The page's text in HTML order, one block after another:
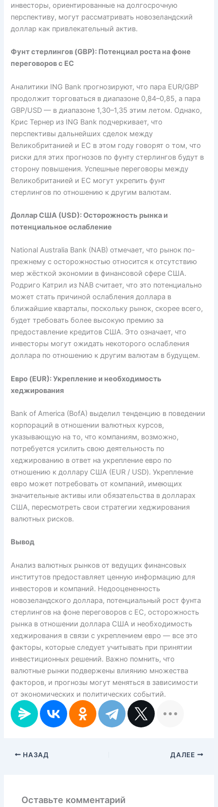
инвесторы, ориентированные на долгосрочную
перспективу, могут рассматривать новозеландский
доллар как привлекательный актив.
Фунт стерлингов (GBP): Потенциал роста на фоне
переговоров с ЕС
Аналитики ING Bank прогнозируют, что пара EUR/GBP
продолжит торговаться в диапазоне 0,84–0,85, а пара
GBP/USD — в диапазоне 1,30–1,35 этим летом. Однако,
Крис Тернер из ING Bank подчеркивает, что
перспективы дальнейших сделок между
Великобританией и ЕС в этом году говорят о том, что
риски для этих прогнозов по фунту стерлингов будут в
сторону повышения. Успешные переговоры между
Великобританией и ЕС могут укрепить фунт
стерлингов по отношению к другим валютам.
Доллар США (USD): Осторожность рынка и
потенциальное ослабление
National Australia Bank (NAB) отмечает, что рынок по-
прежнему с осторожностью относится к отсутствию
мер жёсткой экономии в финансовой сфере США.
Родриго Катрил из NAB считает, что это потенциально
может стать причиной ослабления доллара в
ближайшие кварталы, поскольку рынок, скорее всего,
будет требовать более высокую премию за
предоставление кредитов США. Это означает, что
инвесторы могут ожидать некоторого ослабления
доллара по отношению к другим валютам в будущем.
Евро (EUR): Укрепление и необходимость
хеджирования
Bank of America (BofA) выделил тенденцию в поведении
корпораций в отношении валютных курсов,
указывающую на то, что компаниям, возможно,
потребуется усилить свою деятельность по
хеджированию в ответ на укрепление евро по
отношению к доллару США (EUR / USD). Укрепление
евро может потребовать от компаний, имеющих
значительные активы или обязательства в долларах
США, пересмотреть свои стратегии хеджирования
валютных рисков.
Вывод
Анализ валютных рынков от ведущих финансовых
институтов предоставляет ценную информацию для
инвесторов и компаний. Недооцененность
новозеландского доллара, потенциальный рост фунта
стерлингов на фоне переговоров с ЕС, осторожность
рынка в отношении доллара США и необходимость
хеджирования в связи с укреплением евро — все это
факторы, которые следует учитывать при принятии
инвестиционных решений. Важно помнить, что
валютные рынки подвержены влиянию множества
факторов, и прогнозы могут меняться в зависимости
от экономических и политических событий.
НАЗАД ДАЛЕЕ
Оставьте комментарий